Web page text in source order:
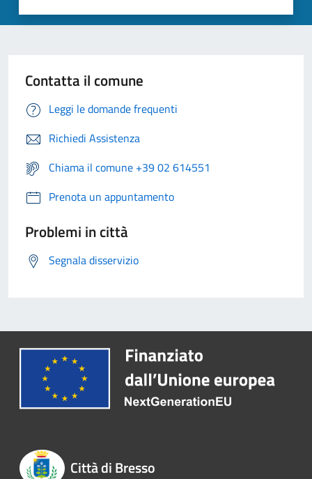
Contatta il comune
Leggi le domande frequenti
Richiedi Assistenza
Chiama il comune +39 02 614551
Prenota un appuntamento
Problemi in città
Segnala disservizio
Città di Bresso